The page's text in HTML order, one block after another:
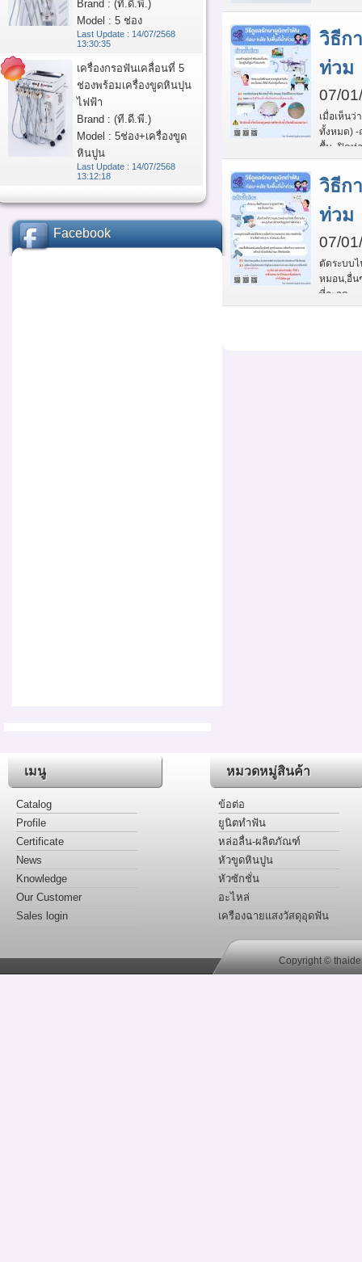
วิธีก
ท่วม
07/
เมื่อเห็น
ทั้งหมด) -
ชื้น -ปิดท่
วิธีก
ท่วม
07/
ตัดระบบ
หมอน,อื่น
ที่ละจุด
Brand : (ที.ดี.พี.)
Model : 5 ช่อง
Last Update : 14/07/2568
13:30:35
เครื่องกรอฟันเคลื่อนที่ 5
ช่องพร้อมเครื่องขูดหินปุน
ไฟฟ้า
Brand : (ที.ดี.พี.)
Model : 5ช่อง+เครื่องขูด
หินปูน
Last Update : 14/07/2568
13:12:18
Facebook
เมนู
Catalog
Profile
Certificate
News
Knowledge
Our Customer
Sales login
หมวดหมู่สินค้า
ข้อต่อ
ยูนิตทำฟัน
หล่อลื่น-ผลิตภัณฑ์
หัวขูดหินปูน
หัวซักชั่น
อะไหล่
เครืองฉายแสงวัสดุอุดฟัน
Copyright ©